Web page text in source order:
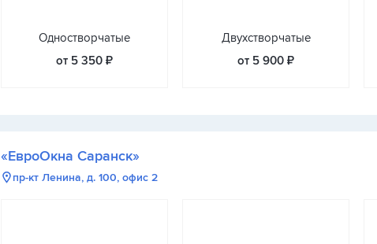
Одностворчатые
от 5 350 ₽
Двухстворчатые
от 5 900 ₽
«ЕвроОкна Саранск»
пр-кт Ленина, д. 100, офис 2